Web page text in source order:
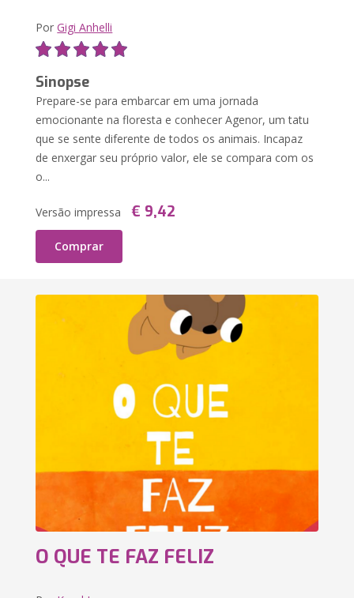
PorGigi Anhelli
Sinopse
Prepare-se para embarcar em uma jornada
emocionante na floresta e conhecer Agenor, um tatu
que se sente diferente de todos os animais. Incapaz
de enxergar seu próprio valor, ele se compara com os
o...
Versão impressa € 9,42
Comprar
O QUE TE FAZ FELIZ